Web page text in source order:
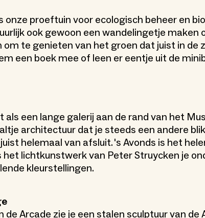
onze proeftuin voor ecologisch beheer en
ook gewoon een wandelingetje maken
om te genieten van het groen dat juist in de
een boek mee of leen er eentje uit de
als een lange galerij aan de rand van het
architectuur dat je steeds een andere
helemaal van afsluit. 's Avonds is het
het lichtkunstwerk van Peter Struycken je
kleurstellingen.
de Arcade zie je een stalen sculptuur van de